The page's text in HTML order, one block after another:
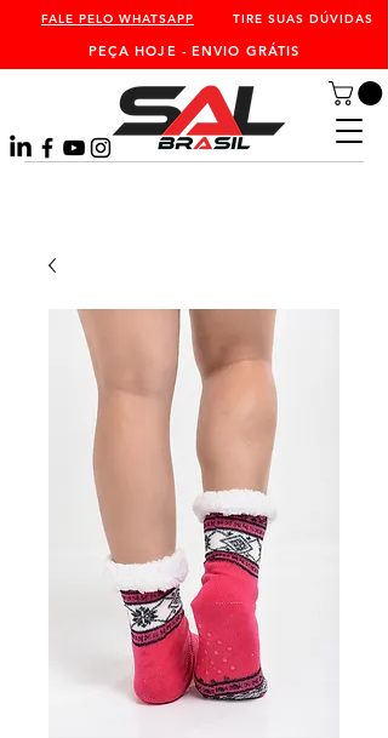
FALE PELO WHATSAPP TIRE SUAS DÚVIDAS
PEÇA HOJE - ENVIO GRÁTIS